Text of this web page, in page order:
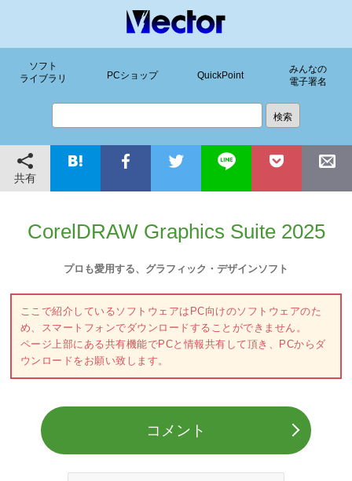
ソフト
ライブラリ
PCショップ QuickPoint
みんなの
電子署名
共有
CorelDRAW Graphics Suite 2025
プロも愛用する、グラフィック・デザインソフト
ここで紹介しているソフトウェアはPC向けのソフトウェアのた
め、スマートフォンでダウンロードすることができません。
ページ上部にある共有機能でPCと情報共有して頂き、PCからダ
ウンロードをお願い致します。
コメント